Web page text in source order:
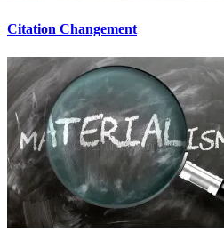
Citation Changement